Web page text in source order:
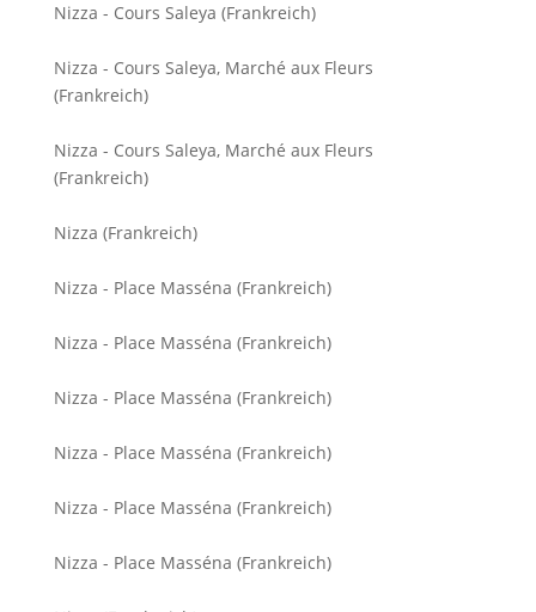
Nizza - Cours Saleya (Frankreich)
Nizza - Cours Saleya, Marché aux Fleurs
(Frankreich)
Nizza - Cours Saleya, Marché aux Fleurs
(Frankreich)
Nizza (Frankreich)
Nizza - Place Masséna (Frankreich)
Nizza - Place Masséna (Frankreich)
Nizza - Place Masséna (Frankreich)
Nizza - Place Masséna (Frankreich)
Nizza - Place Masséna (Frankreich)
Nizza - Place Masséna (Frankreich)